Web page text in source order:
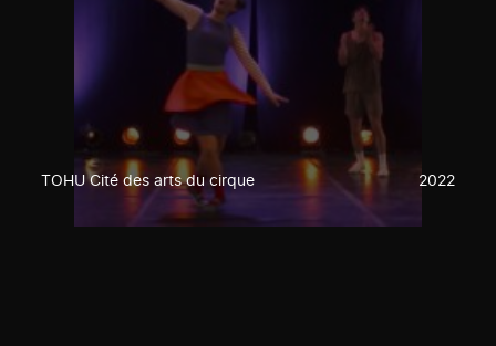
TOHU Cité des arts du cirque 2022